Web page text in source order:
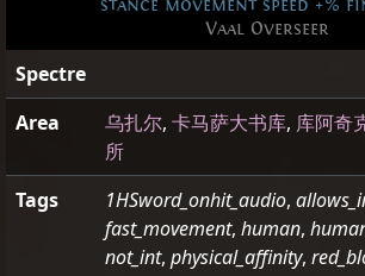
stance movement speed +%
Vaal Overseer
Spectre
Area
乌扎尔, 卡马萨大书库, 库阿奇
所
Tags
1HSword_onhit_audio,
fast_movement, human,
not_int, physical_affinity,